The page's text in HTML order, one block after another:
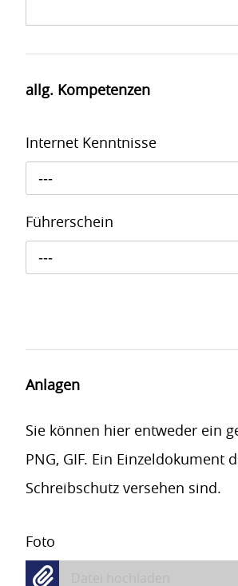
allg. Kompetenzen
Internet Kenntnisse
---
Führerschein
---
Anlagen
Sie können hier entweder ein
PNG, GIF. Ein
Schreibschutz versehen sind.
Foto